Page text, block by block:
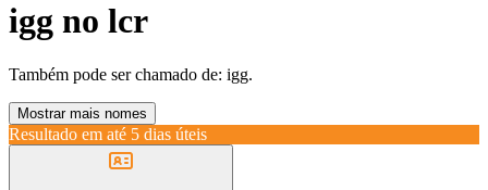
igg no lcr
Também pode ser chamado de: igg.
Mostrar mais nomes
Resultado em até 5 dias úteis